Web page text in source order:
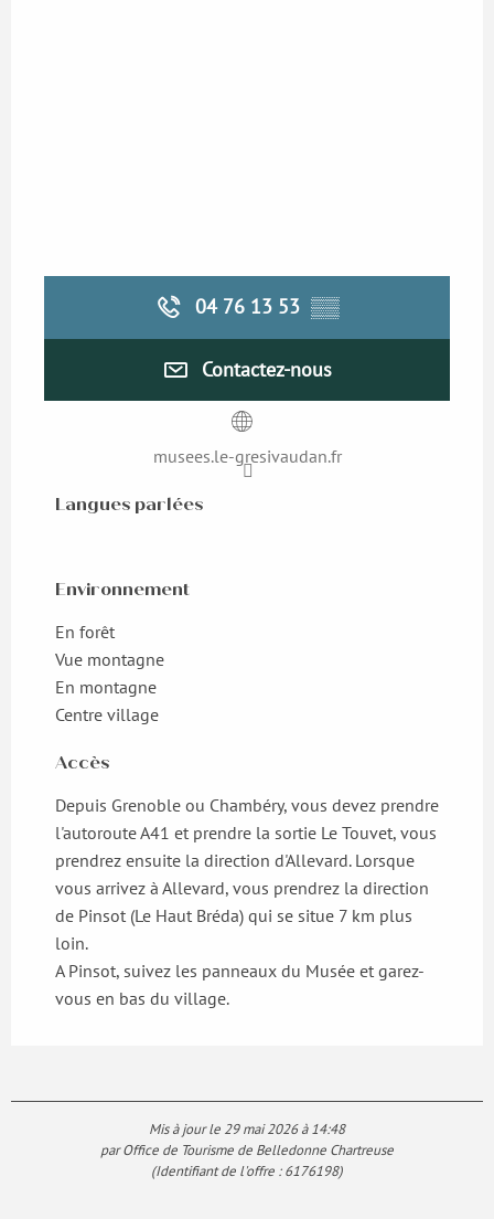
04 76 13 53 ▒▒
Contactez-nous
musees.le-gresivaudan.fr
Langues parlées
Langues parlées
Environnement
Environnement
En forêt
Vue montagne
En montagne
Centre village
Accès
Accès
Depuis Grenoble ou Chambéry, vous devez prendre
l'autoroute A41 et prendre la sortie Le Touvet, vous
prendrez ensuite la direction d'Allevard. Lorsque
vous arrivez à Allevard, vous prendrez la direction
de Pinsot (Le Haut Bréda) qui se situe 7 km plus
loin.
A Pinsot, suivez les panneaux du Musée et garez-
vous en bas du village.
Mis à jour le 29 mai 2026 à 14:48
par Office de Tourisme de Belledonne Chartreuse
(Identifiant de l'offre :6176198)